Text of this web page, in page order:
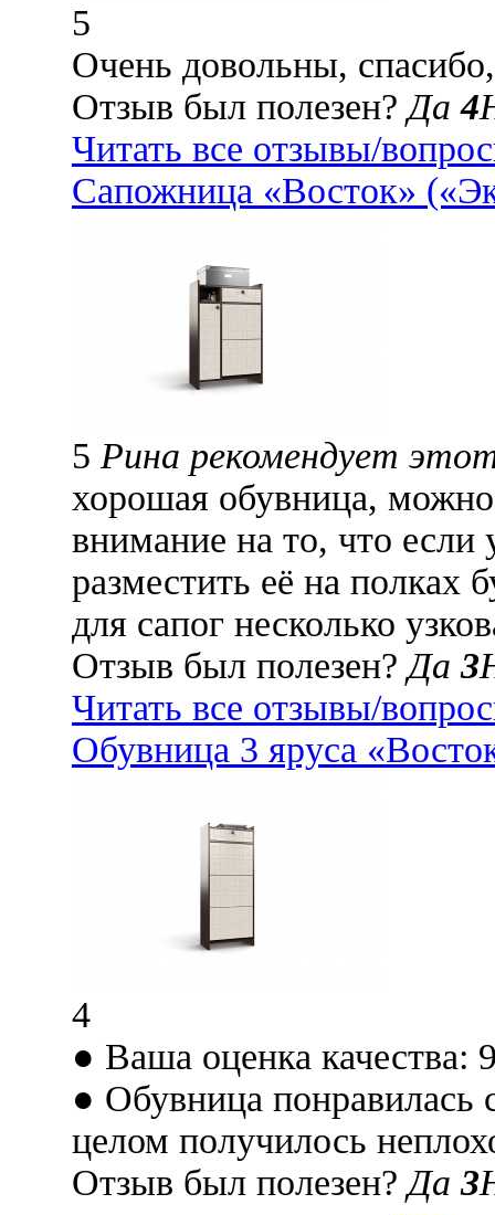
5
Очень довольны,
Отзыв был полезен?Да4
Читать все отзывы/
Сапожница «Восток»
5 Рина рекомендует
хорошая обувница,
внимание на то, что если
разместить её на полках
для сапог несколько
Отзыв был полезен?Да3
Читать все отзывы/
Обувница 3 яруса
4
● Ваша оценка качества:
● Обувница понравилась
целом получилось
Отзыв был полезен?Да3